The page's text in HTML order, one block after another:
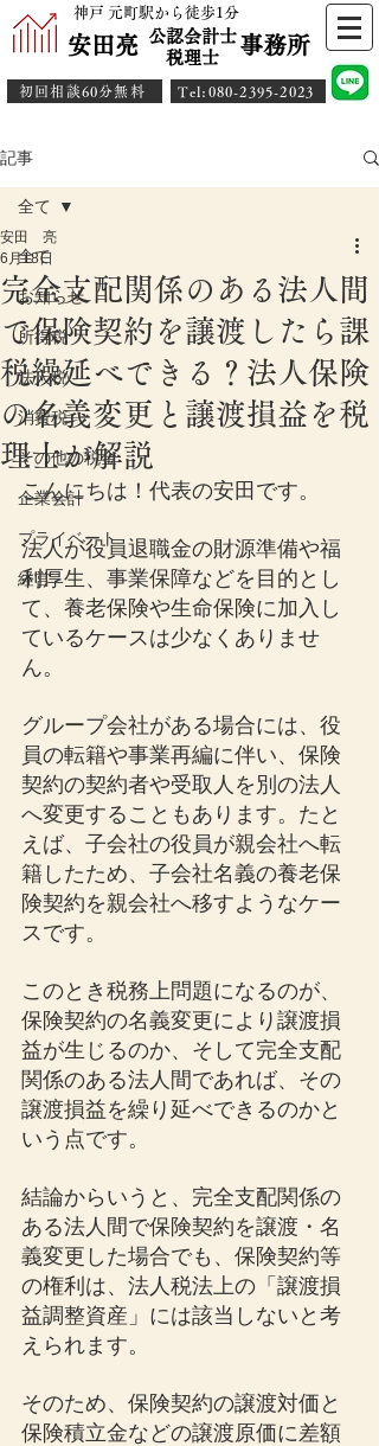
神戸 元町駅から徒歩1分
安田亮 事務所
公認会計士
​税理士
初回相談60分無料 ​Tel:080-2395-2023
記事
全て
お知らせ
所得税
法人税
消費税
その他の税金
企業会計
プライベート
経営
全て
完全支配関係のある法人間
で保険契約を譲渡したら課
税繰延べできる？法人保険
の名義変更と譲渡損益を税
理士が解説
安田 亮
6月18日
こんにちは！代表の安田です。
法人が役員退職金の財源準備や福
利厚生、事業保障などを目的とし
て、養老保険や生命保険に加入し
ているケースは少なくありませ
ん。
グループ会社がある場合には、役
員の転籍や事業再編に伴い、保険
契約の契約者や受取人を別の法人
へ変更することもあります。たと
えば、子会社の役員が親会社へ転
籍したため、子会社名義の養老保
険契約を親会社へ移すようなケー
スです。
このとき税務上問題になるのが、
保険契約の名義変更により譲渡損
益が生じるのか、そして完全支配
関係のある法人間であれば、その
譲渡損益を繰り延べできるのかと
いう点です。
結論からいうと、完全支配関係の
ある法人間で保険契約を譲渡・名
義変更した場合でも、保険契約等
の権利は、法人税法上の「譲渡損
益調整資産」には該当しないと考
えられます。
そのため、保険契約の譲渡対価と
保険積立金などの譲渡原価に差額